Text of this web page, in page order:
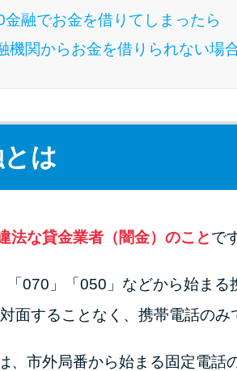
金融でお金を借りてしまったら
機関からお金を借りられない場
は
法な貸金業者（闇金）のことで
「070」「050」などから始ま
面することなく、携帯電話のみ
、市外局番から始まる固定電話